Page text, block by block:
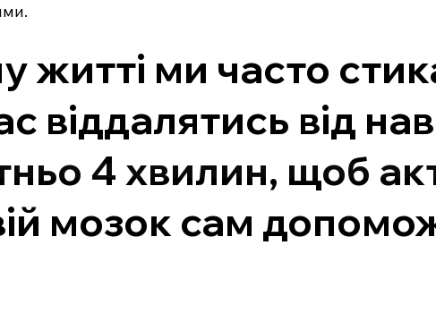
житті ми часто
віддалятись від
4 хвилин, щоб
мозок сам